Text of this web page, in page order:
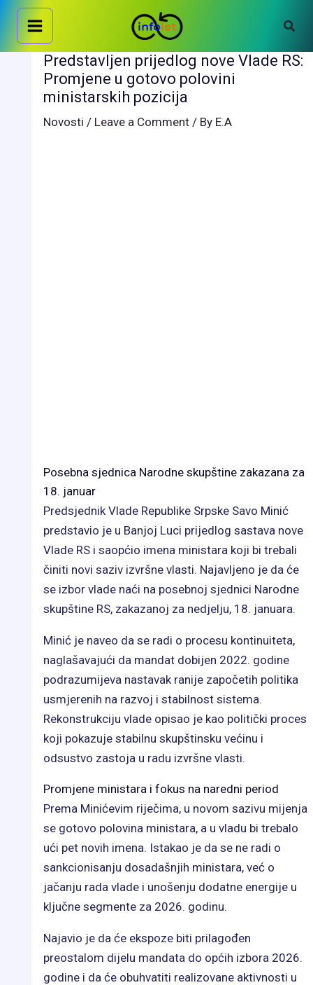
Skip
content
Predstavljen prijedlog nove Vlade RS:
Promjene u gotovo polovini
ministarskih pozicija
Novosti / Leave a Comment / By E.A
Posebna sjednica Narodne skupštine zakazana za
18. januar
Predsjednik Vlade Republike Srpske Savo Minić
predstavio je u Banjoj Luci prijedlog sastava nove
Vlade RS i saopćio imena ministara koji bi trebali
činiti novi saziv izvršne vlasti. Najavljeno je da će
se izbor vlade naći na posebnoj sjednici Narodne
skupštine RS, zakazanoj za nedjelju, 18. januara.
Minić je naveo da se radi o procesu kontinuiteta,
naglašavajući da mandat dobijen 2022. godine
podrazumijeva nastavak ranije započetih politika
usmjerenih na razvoj i stabilnost sistema.
Rekonstrukciju vlade opisao je kao politički proces
koji pokazuje stabilnu skupštinsku većinu i
odsustvo zastoja u radu izvršne vlasti.
Promjene ministara i fokus na naredni period
Prema Minićevim riječima, u novom sazivu mijenja
se gotovo polovina ministara, a u vladu bi trebalo
ući pet novih imena. Istakao je da se ne radi o
sankcionisanju dosadašnjih ministara, već o
jačanju rada vlade i unošenju dodatne energije u
ključne segmente za 2026. godinu.
Najavio je da će ekspoze biti prilagođen
preostalom dijelu mandata do općih izbora 2026.
godine i da će obuhvatiti realizovane aktivnosti u